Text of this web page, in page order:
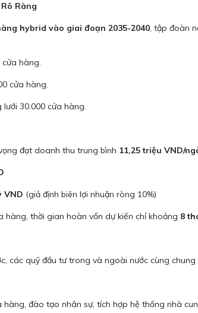
Ràng
hybrid vào giai đoạn 2035-2040, tập đoàn
hàng.
cửa hàng.
30.000 cửa hàng.
đạt doanh thu trung bình 11,25 triệu VND/
VND (giả định biên lợi nhuận ròng 10%)
hàng, thời gian hoàn vốn dự kiến chỉ khoảng 8
các quỹ đầu tư trong và ngoài nước cùng
đào tạo nhân sự, tích hợp hệ thống nhà